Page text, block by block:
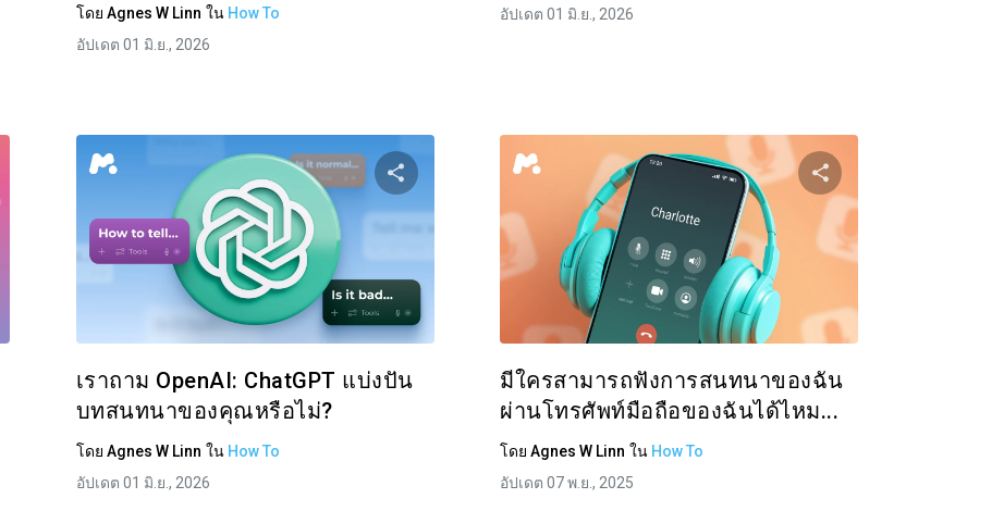
โดย Agnes W Linn ใน How To
อัปเดต 01 มิ.ย., 2026
อัปเดต 01 มิ.ย., 2026
แบ่งปันบทความนี้ แบ่งปันบทความนี้
ทวิตเตอร์ คัดลอกลิงก์
เราถาม OpenAI: ChatGPT แบ่งปัน
บทสนทนาของคุณหรือไม่?
โดย Agnes W Linn ใน How To
อัปเดต 01 มิ.ย., 2026
แบ่งปันบทความ
ทวิตเตอร์
มีใครสามารถฟังการสนทนาของฉัน
ผ่านโทรศัพท์มือถือของฉันได้ไหม...
โดยAgnes W Linn ใน How To
อัปเดต 07 พ.ย., 2025